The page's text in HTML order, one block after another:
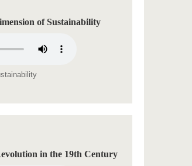
of Sustainability
in the 19th Century